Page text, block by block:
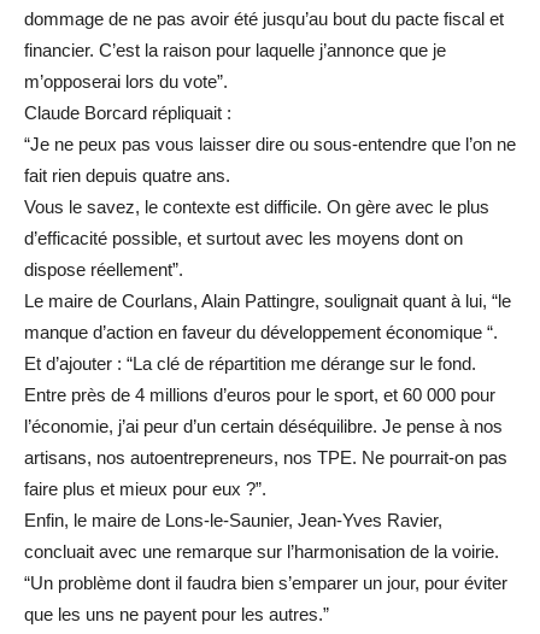
dommage de ne pas avoir été jusqu’au bout du pacte fiscal et
financier. C’est la raison pour laquelle j’annonce que je
m’opposerai lors du vote”.
Claude Borcard répliquait :
“Je ne peux pas vous laisser dire ou sous-entendre que l’on ne
fait rien depuis quatre ans.
Vous le savez, le contexte est difficile. On gère avec le plus
d’efficacité possible, et surtout avec les moyens dont on
dispose réellement”.
Le maire de Courlans, Alain Pattingre, soulignait quant à lui, “le
manque d’action en faveur du développement économique “.
Et d’ajouter : “La clé de répartition me dérange sur le fond.
Entre près de 4 millions d’euros pour le sport, et 60 000 pour
l’économie, j’ai peur d’un certain déséquilibre. Je pense à nos
artisans, nos autoentrepreneurs, nos TPE. Ne pourrait-on pas
faire plus et mieux pour eux ?”.
Enfin, le maire de Lons-le-Saunier, Jean-Yves Ravier,
concluait avec une remarque sur l’harmonisation de la voirie.
“Un problème dont il faudra bien s’emparer un jour, pour éviter
que les uns ne payent pour les autres.”